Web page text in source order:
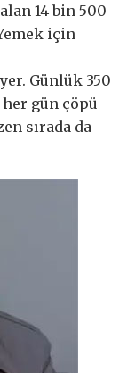
14 bin 500
için
Günlük 350
gün çöpü
sırada da